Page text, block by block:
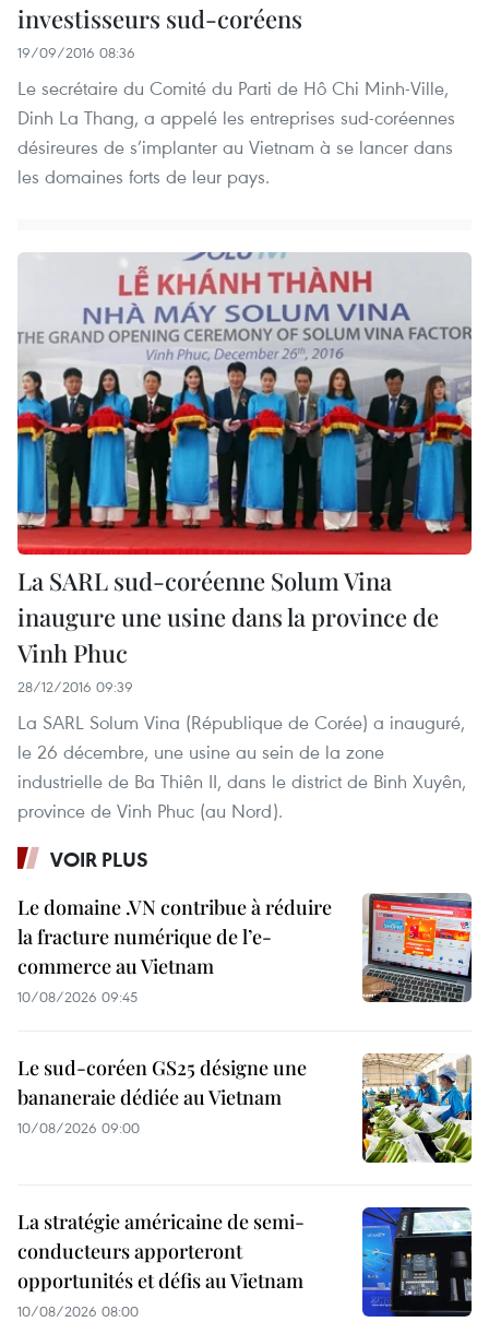
investisseurs sud-coréens
19/09/2016 08:36
Le secrétaire du Comité du Parti de Hô Chi Minh-Ville,
Dinh La Thang, a appelé les entreprises sud-coréennes
désireures de s’implanter au Vietnam à se lancer dans
les domaines forts de leur pays.
La SARL sud-coréenne Solum Vina
inaugure une usine dans la province de
Vinh Phuc
28/12/2016 09:39
La SARL Solum Vina (République de Corée) a inauguré,
le 26 décembre, une usine au sein de la zone
industrielle de Ba Thiên II, dans le district de Binh Xuyên,
province de Vinh Phuc (au Nord).
VOIR PLUS
Le domaine .VN contribue à réduire
la fracture numérique de l’e-
commerce au Vietnam
10/08/2026 09:45
Le sud-coréen GS25 désigne une
bananeraie dédiée au Vietnam
10/08/2026 09:00
La stratégie américaine de semi-
conducteurs apporteront
opportunités et défis au Vietnam
10/08/2026 08:00